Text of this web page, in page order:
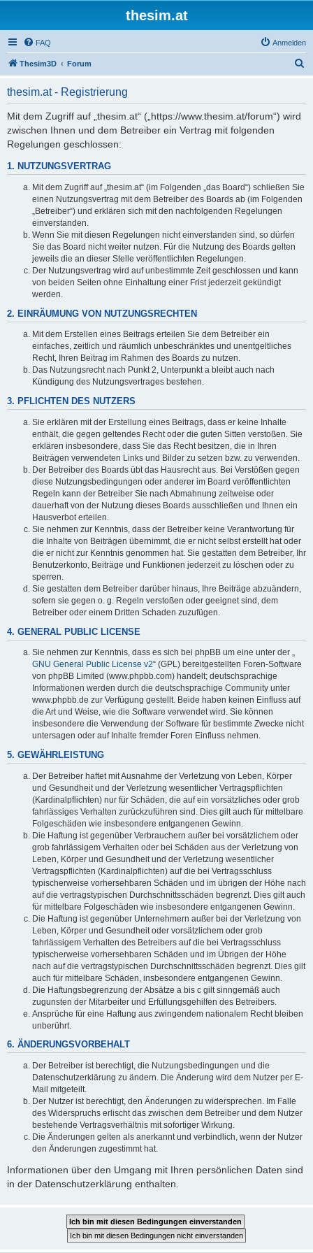
thesim.at
FAQ Anmelden
Thesim3D Forum
thesim.at - Registrierung
Mit dem Zugriff auf „thesim.at“ („https://www.thesim.at/forum“) wird
zwischen Ihnen und dem Betreiber ein Vertrag mit folgenden
Regelungen geschlossen:
1. NUTZUNGSVERTRAG
Mit dem Zugriff auf „thesim.at“ (im Folgenden „das Board“) schließen Sie
einen Nutzungsvertrag mit dem Betreiber des Boards ab (im Folgenden
„Betreiber“) und erklären sich mit den nachfolgenden Regelungen
einverstanden.
Wenn Sie mit diesen Regelungen nicht einverstanden sind, so dürfen
Sie das Board nicht weiter nutzen. Für die Nutzung des Boards gelten
jeweils die an dieser Stelle veröffentlichten Regelungen.
Der Nutzungsvertrag wird auf unbestimmte Zeit geschlossen und kann
von beiden Seiten ohne Einhaltung einer Frist jederzeit gekündigt
werden.
2. EINRÄUMUNG VON NUTZUNGSRECHTEN
Mit dem Erstellen eines Beitrags erteilen Sie dem Betreiber ein
einfaches, zeitlich und räumlich unbeschränktes und unentgeltliches
Recht, Ihren Beitrag im Rahmen des Boards zu nutzen.
Das Nutzungsrecht nach Punkt 2, Unterpunkt a bleibt auch nach
Kündigung des Nutzungsvertrages bestehen.
3. PFLICHTEN DES NUTZERS
Sie erklären mit der Erstellung eines Beitrags, dass er keine Inhalte
enthält, die gegen geltendes Recht oder die guten Sitten verstoßen. Sie
erklären insbesondere, dass Sie das Recht besitzen, die in Ihren
Beiträgen verwendeten Links und Bilder zu setzen bzw. zu verwenden.
Der Betreiber des Boards übt das Hausrecht aus. Bei Verstößen gegen
diese Nutzungsbedingungen oder anderer im Board veröffentlichten
Regeln kann der Betreiber Sie nach Abmahnung zeitweise oder
dauerhaft von der Nutzung dieses Boards ausschließen und Ihnen ein
Hausverbot erteilen.
Sie nehmen zur Kenntnis, dass der Betreiber keine Verantwortung für
die Inhalte von Beiträgen übernimmt, die er nicht selbst erstellt hat oder
die er nicht zur Kenntnis genommen hat. Sie gestatten dem Betreiber, Ihr
Benutzerkonto, Beiträge und Funktionen jederzeit zu löschen oder zu
sperren.
Sie gestatten dem Betreiber darüber hinaus, Ihre Beiträge abzuändern,
sofern sie gegen o. g. Regeln verstoßen oder geeignet sind, dem
Betreiber oder einem Dritten Schaden zuzufügen.
4. GENERAL PUBLIC LICENSE
Sie nehmen zur Kenntnis, dass es sich bei phpBB um eine unter der „
GNU General Public License v2“ (GPL) bereitgestellten Foren-Software
von phpBB Limited (www.phpbb.com) handelt; deutschsprachige
Informationen werden durch die deutschsprachige Community unter
www.phpbb.de zur Verfügung gestellt. Beide haben keinen Einfluss auf
die Art und Weise, wie die Software verwendet wird. Sie können
insbesondere die Verwendung der Software für bestimmte Zwecke nicht
untersagen oder auf Inhalte fremder Foren Einfluss nehmen.
5. GEWÄHRLEISTUNG
Der Betreiber haftet mit Ausnahme der Verletzung von Leben, Körper
und Gesundheit und der Verletzung wesentlicher Vertragspflichten
(Kardinalpflichten) nur für Schäden, die auf ein vorsätzliches oder grob
fahrlässiges Verhalten zurückzuführen sind. Dies gilt auch für mittelbare
Folgeschäden wie insbesondere entgangenen Gewinn.
Die Haftung ist gegenüber Verbrauchern außer bei vorsätzlichem oder
grob fahrlässigem Verhalten oder bei Schäden aus der Verletzung von
Leben, Körper und Gesundheit und der Verletzung wesentlicher
Vertragspflichten (Kardinalpflichten) auf die bei Vertragsschluss
typischerweise vorhersehbaren Schäden und im übrigen der Höhe nach
auf die vertragstypischen Durchschnittsschäden begrenzt. Dies gilt auch
für mittelbare Folgeschäden wie insbesondere entgangenen Gewinn.
Die Haftung ist gegenüber Unternehmern außer bei der Verletzung von
Leben, Körper und Gesundheit oder vorsätzlichem oder grob
fahrlässigem Verhalten des Betreibers auf die bei Vertragsschluss
typischerweise vorhersehbaren Schäden und im Übrigen der Höhe
nach auf die vertragstypischen Durchschnittsschäden begrenzt. Dies gilt
auch für mittelbare Schäden, insbesondere entgangenen Gewinn.
Die Haftungsbegrenzung der Absätze a bis c gilt sinngemäß auch
zugunsten der Mitarbeiter und Erfüllungsgehilfen des Betreibers.
Ansprüche für eine Haftung aus zwingendem nationalem Recht bleiben
unberührt.
6. ÄNDERUNGSVORBEHALT
Der Betreiber ist berechtigt, die Nutzungsbedingungen und die
Datenschutzerklärung zu ändern. Die Änderung wird dem Nutzer per E-
Mail mitgeteilt.
Der Nutzer ist berechtigt, den Änderungen zu widersprechen. Im Falle
des Widerspruchs erlischt das zwischen dem Betreiber und dem Nutzer
bestehende Vertragsverhältnis mit sofortiger Wirkung.
Die Änderungen gelten als anerkannt und verbindlich, wenn der Nutzer
den Änderungen zugestimmt hat.
Informationen über den Umgang mit Ihren persönlichen Daten sind
in der Datenschutzerklärung enthalten.